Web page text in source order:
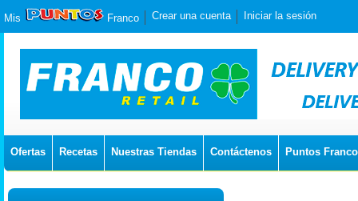
Mis Franco Crear una cuenta Iniciar la sesión
Ofertas Recetas Nuestras Tiendas Contáctenos Puntos Franco